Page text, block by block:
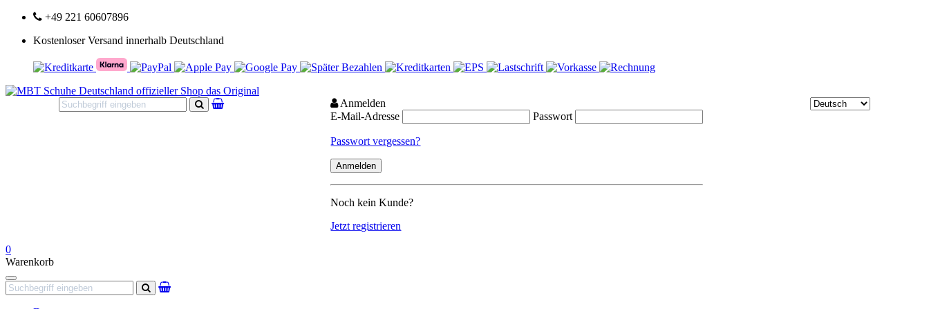
+49 221 60607896
Kostenloser Versand innerhalb Deutschland
Suchen
Anmelden
E-Mail-Adresse
Passwort
Passwort vergessen?
Noch kein Kunde?
Jetzt registrieren
0
Warenkorb
Navigation
Suchen